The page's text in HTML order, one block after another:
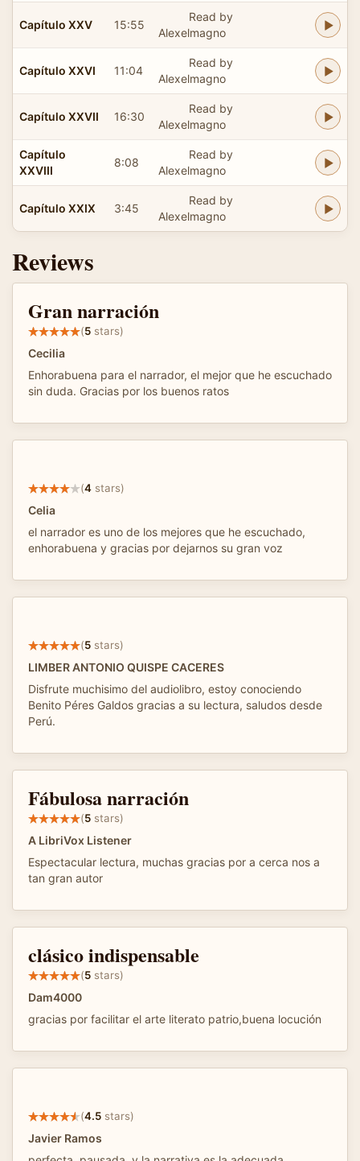
Capítulo XXV 15:55
Read by
Alexelmagno
Capítulo XXVI 11:04
Read by
Alexelmagno
Capítulo XXVII 16:30
Read by
Alexelmagno
Capítulo
XXVIII
8:08
Read by
Alexelmagno
Capítulo XXIX 3:45
Read by
Alexelmagno
Reviews
Gran narración
(5 stars)
Cecilia
Enhorabuena para el narrador, el mejor que he escuchado
sin duda. Gracias por los buenos ratos
(4 stars)
Celia
el narrador es uno de los mejores que he escuchado,
enhorabuena y gracias por dejarnos su gran voz
(5 stars)
LIMBER ANTONIO QUISPE CACERES
Disfrute muchisimo del audiolibro, estoy conociendo
Benito Péres Galdos gracias a su lectura, saludos desde
Perú.
Fábulosa narración
(5 stars)
A LibriVox Listener
Espectacular lectura, muchas gracias por a cerca nos a
tan gran autor
clásico indispensable
(5 stars)
Dam4000
gracias por facilitar el arte literato patrio,buena locución
(4.5 stars)
Javier Ramos